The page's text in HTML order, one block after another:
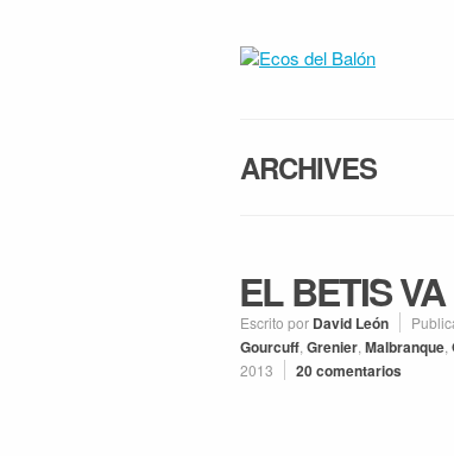
ARCHIVES
EL BETIS
Escrito por David León
Gourcuff, Grenier, Malbranque,
2013
20 comentarios